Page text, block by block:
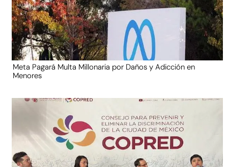
Meta Pagará Multa Millonaria por Daños y Adicción en
Menores